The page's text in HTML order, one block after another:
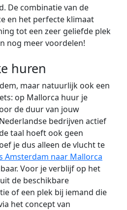
De combinatie van de
en het perfecte klimaat
tot een zeer geliefde plek
nog meer voordelen!
huren
maar natuurlijk ook een
op Mallorca huur je
de duur van jouw
bedrijven actief
taal hoeft ook geen
je dus alleen de vlucht te
Amsterdam naar Mallorca
Voor je verblijf op het
de beschikbare
of een plek bij iemand die
het concept van